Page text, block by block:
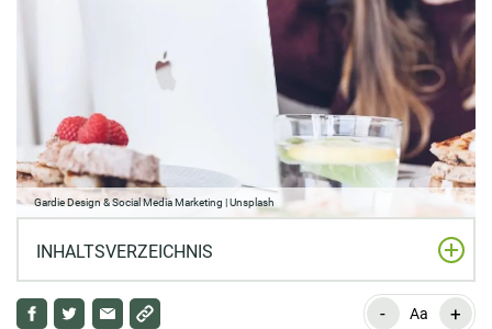
Gardie Design & Social Media Marketing | Unsplash
INHALTSVERZEICHNIS
Mit Nahrungsergänzungsmitteln nachhelfen, wenn
- Aa +